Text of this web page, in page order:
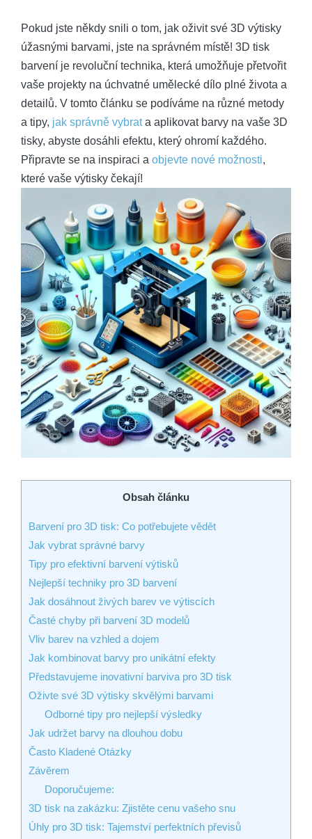
Pokud jste někdy snili o tom, jak oživit své 3D výtisky
úžasnými barvami, jste na správném místě! 3D tisk
barvení je revoluční technika, která umožňuje přetvořit
vaše projekty na úchvatné umělecké dílo plné života a
detailů. V tomto článku se podíváme na různé metody
a tipy, jak správně vybrata aplikovat barvy na vaše 3D
tisky, abyste dosáhli efektu, který ohromí každého.
Připravte se na inspiraci a objevte nové možnosti,
které vaše výtisky čekají!
Obsah článku
Barvení pro 3D tisk: Co potřebujete vědět
Jak vybrat správné barvy
Tipy pro efektivní barvení výtisků
Nejlepší techniky pro 3D barvení
Jak dosáhnout živých barev ve výtiscích
Časté chyby při barvení 3D modelů
Vliv barev na vzhled a dojem
Jak kombinovat barvy pro unikátní efekty
Představujeme inovativní barviva pro 3D tisk
Oživte své 3D výtisky skvělými barvami
Odborné tipy pro nejlepší výsledky
Jak udržet barvy na dlouhou dobu
Často Kladené Otázky
Závěrem
Doporučujeme:
3D tisk na zakázku: Zjistěte cenu vašeho snu
Úhly pro 3D tisk: Tajemství perfektních převisů